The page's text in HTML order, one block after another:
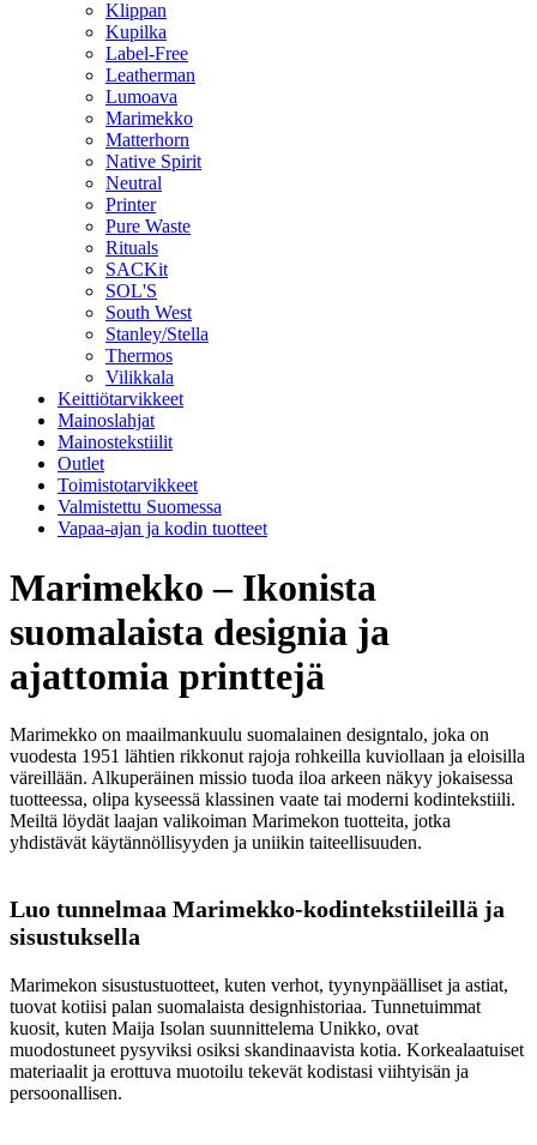
Klippan
Kupilka
Label-Free
Leatherman
Lumoava
Marimekko
Matterhorn
Native Spirit
Neutral
Printer
Pure Waste
Rituals
SACKit
SOL'S
South West
Stanley/Stella
Thermos
Vilikkala
Keittiötarvikkeet
Mainoslahjat
Mainostekstiilit
Outlet
Toimistotarvikkeet
Valmistettu Suomessa
Vapaa-ajan ja kodin tuotteet
Marimekko – Ikonista
suomalaista designia ja
ajattomia printtejä
Marimekko on maailmankuulu suomalainen designtalo, joka on
vuodesta 1951 lähtien rikkonut rajoja rohkeilla kuviollaan ja eloisilla
väreillään. Alkuperäinen missio tuoda iloa arkeen näkyy jokaisessa
tuotteessa, olipa kyseessä klassinen vaate tai moderni kodintekstiili.
Meiltä löydät laajan valikoiman Marimekon tuotteita, jotka
yhdistävät käytännöllisyyden ja uniikin taiteellisuuden.
Luo tunnelmaa Marimekko-kodintekstiileillä ja
sisustuksella
Marimekon sisustustuotteet, kuten verhot, tyynynpäälliset ja astiat,
tuovat kotiisi palan suomalaista designhistoriaa. Tunnetuimmat
kuosit, kuten Maija Isolan suunnittelema Unikko, ovat
muodostuneet pysyviksi osiksi skandinaavista kotia. Korkealaatuiset
materiaalit ja erottuva muotoilu tekevät kodistasi viihtyisän ja
persoonallisen.